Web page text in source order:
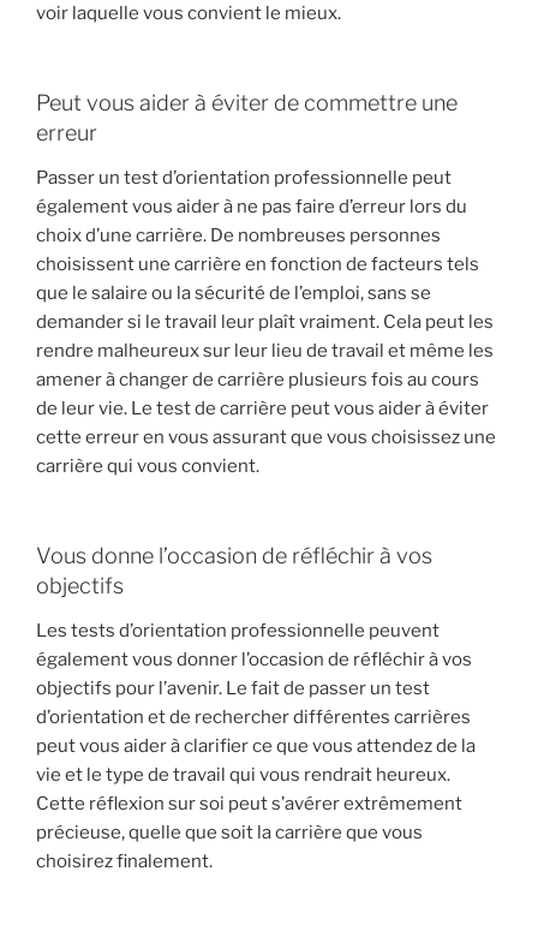
voir laquelle vous convient le mieux.
Peut vous aider à éviter de commettre une
erreur
Passer un test d’orientation professionnelle peut
également vous aider à ne pas faire d’erreur lors du
choix d’une carrière. De nombreuses personnes
choisissent une carrière en fonction de facteurs tels
que le salaire ou la sécurité de l’emploi, sans se
demander si le travail leur plaît vraiment. Cela peut les
rendre malheureux sur leur lieu de travail et même les
amener à changer de carrière plusieurs fois au cours
de leur vie. Le test de carrière peut vous aider à éviter
cette erreur en vous assurant que vous choisissez une
carrière qui vous convient.
Vous donne l’occasion de réfléchir à vos
objectifs
Les tests d’orientation professionnelle peuvent
également vous donner l’occasion de réfléchir à vos
objectifs pour l’avenir. Le fait de passer un test
d’orientation et de rechercher différentes carrières
peut vous aider à clarifier ce que vous attendez de la
vie et le type de travail qui vous rendrait heureux.
Cette réflexion sur soi peut s’avérer extrêmement
précieuse, quelle que soit la carrière que vous
choisirez finalement.